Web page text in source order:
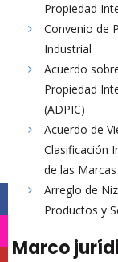
Propiedad
Convenio de
Industrial
Acuerdo
Propiedad
(ADPIC)
Acuerdo de
Clasificación
de las Marcas
Arreglo de
Productos y
Marco
Facebook